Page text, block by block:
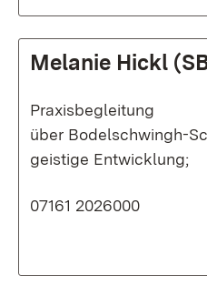
Melanie Hickl
Praxisbegleitung
über Bodelschwingh-
geistige Entwicklung;
07161 2026000